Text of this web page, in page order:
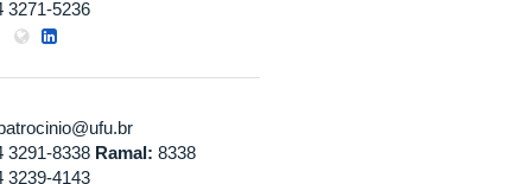
3271-5236
3291-8338 Ramal:8338
3239-4143